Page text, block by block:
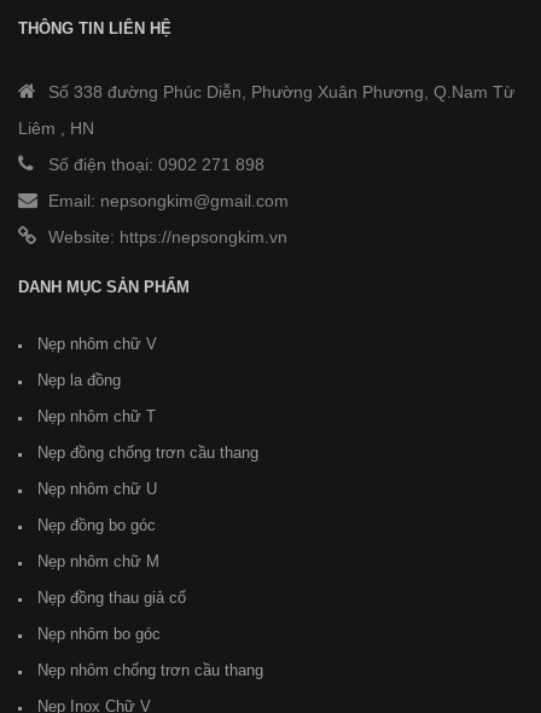
THÔNG TIN LIÊN HỆ
Số 338 đường Phúc Diễn, Phường Xuân Phương, Q.Nam Từ
Liêm , HN
Số điện thoại: 0902 271 898
Email: nepsongkim@gmail.com
Website: https://nepsongkim.vn
DANH MỤC SẢN PHẨM
Nẹp nhôm chữ V
Nẹp la đồng
Nẹp nhôm chữ T
Nẹp đồng chống trơn cầu thang
Nẹp nhôm chữ U
Nẹp đồng bo góc
Nẹp nhôm chữ M
Nẹp đồng thau giả cổ
Nẹp nhôm bo góc
Nẹp nhôm chống trơn cầu thang
Nẹp Inox Chữ V